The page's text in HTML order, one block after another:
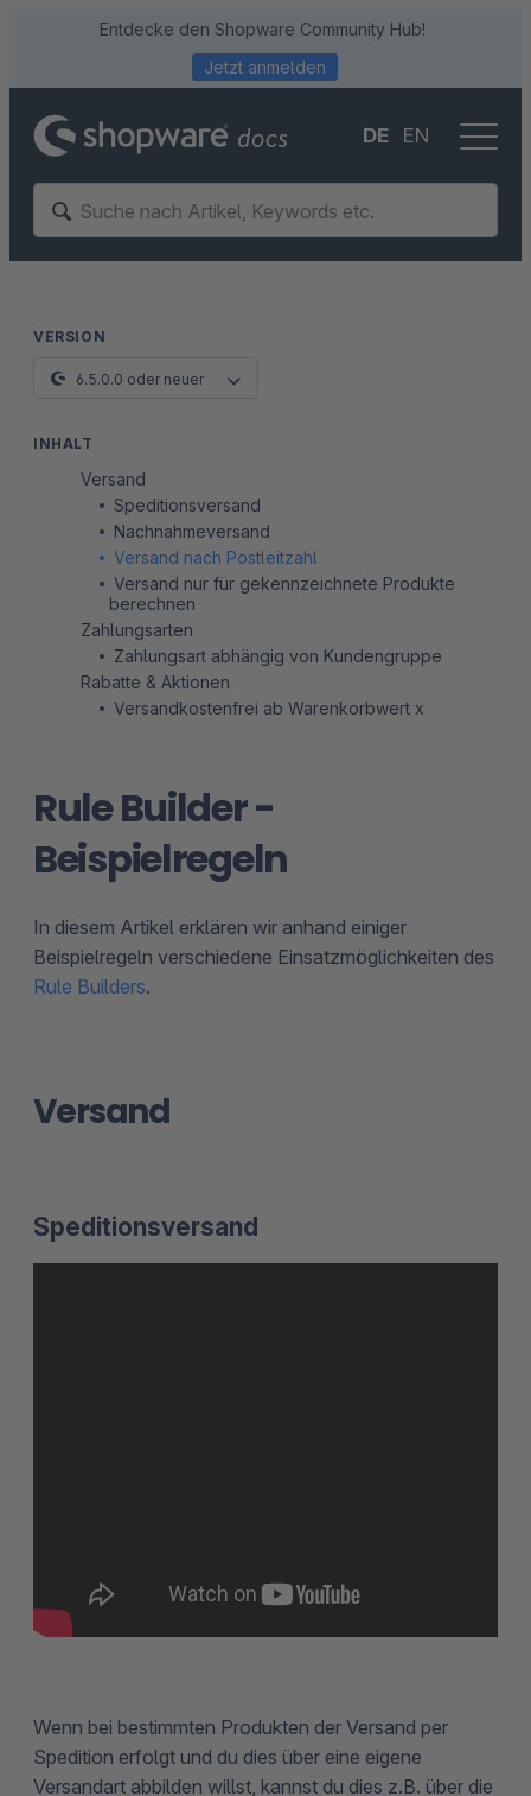
Entdecke den Shopware Community Hub!
Jetzt anmelden
DE EN
Rule Builder -
Beispielregeln
In diesem Artikel erklären wir anhand einiger
Beispielregeln verschiedene Einsatzmöglichkeiten des
Rule Builders.
Versand
Speditionsversand
Wenn bei bestimmten Produkten der Versand per
Spedition erfolgt und du dies über eine eigene
Versandart abbilden willst, kannst du dies z.B. über die
VERSION
6.5.0.0 oder neuer
INHALT
Versand
Speditionsversand
Nachnahmeversand
Versand nach Postleitzahl
Versand nur für gekennzeichnete Produkte
berechnen
Zahlungsarten
Zahlungsart abhängig von Kundengruppe
Rabatte & Aktionen
Versandkostenfrei ab Warenkorbwert x